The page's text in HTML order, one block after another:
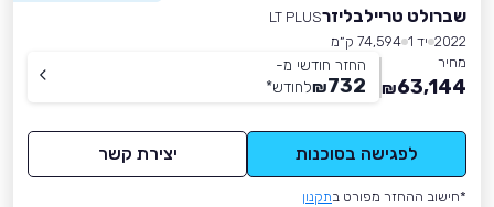
שברולט טריילבליזרLT PLUS
2022 יד 1
74,594 ק״מ
מחיר
63,144
₪
החזר חודשי מ-
732
₪לחודש*
לפגישה בסוכנות יצירת קשר
*חישוב ההחזר מפורט בתקנון